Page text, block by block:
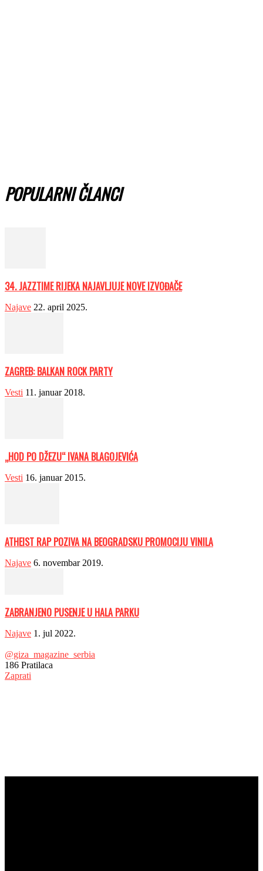
POPULARNI ČLANCI
34. JAZZTIME RIJEKA NAJAVLJUJE NOVE IZVOĐAČE
Najave 22. april 2025.
ZAGREB: BALKAN ROCK PARTY
Vesti 11. januar 2018.
„HOD PO DŽEZU“ IVANA BLAGOJEVIĆA
Vesti 16. januar 2015.
ATHEIST RAP POZIVA NA BEOGRADSKU PROMOCIJU VINILA
Najave 6. novembar 2019.
ZABRANJENO PUSENJE U HALA PARKU
Najave 1. jul 2022.
@giza_magazine_serbia
186 Pratilaca
Zaprati